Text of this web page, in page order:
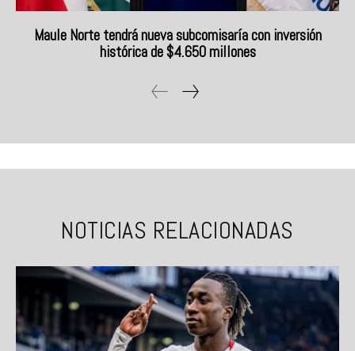
Maule Norte tendrá nueva subcomisaría con inversión
histórica de $4.650 millones
NOTICIAS RELACIONADAS